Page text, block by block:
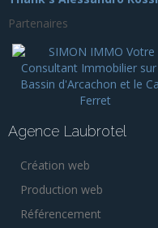
Partenaires
Agence Laubrotel
Création web
Production web
Référencement